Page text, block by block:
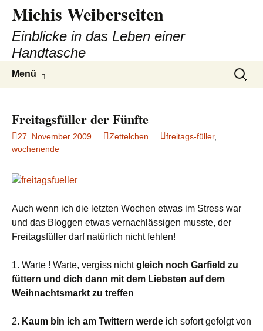
Michis Weiberseiten
Einblicke in das Leben einer
Handtasche
Menü
Suchen
nach:
Freitagsfüller der Fünfte
27. November 2009 Zettelchen freitags-füller,
wochenende
Auch wenn ich die letzten Wochen etwas im Stress war
und das Bloggen etwas vernachlässigen musste, der
Freitagsfüller darf natürlich nicht fehlen!
1. Warte ! Warte, vergiss nichtgleich noch Garfield zu
füttern und dich dann mit dem Liebsten auf dem
Weihnachtsmarkt zu treffen
2. Kaum bin ich am Twittern werde ich sofort gefolgt von